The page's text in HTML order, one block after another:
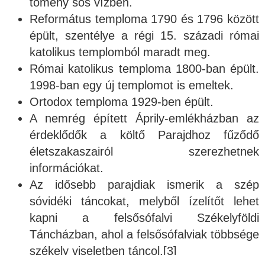
Református temploma 1790 és 1796 között
épült, szentélye a régi 15. századi római
katolikus templomból maradt meg.
Római katolikus temploma 1800-ban épült.
1998-ban egy új templomot is emeltek.
Ortodox temploma 1929-ben épült.
A nemrég épített Áprily-emlékházban az
érdeklődők a költő Parajdhoz fűződő
életszakaszairól szerezhetnek
információkat.
Az idősebb parajdiak ismerik a szép
sóvidéki táncokat, melyből ízelítőt lehet
kapni a felsősófalvi Székelyföldi
Táncházban, ahol a felsősófalviak többsége
székely viseletben táncol.[3]